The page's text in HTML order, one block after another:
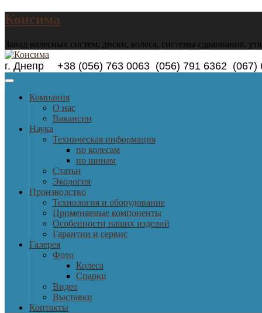
Консима
Завод колесных систем: диски, колеса, системы сдваивания,
г. Днепр +38 (056) 763 0063 (056) 791 6362
Компания
О нас
Вакансии
Наука
Техническая информация
по колесам
по шинам
Статьи
Экология
Производство
Технология и оборудование
Применяемые компоненты
Особенности наших изделий
Гарантии и сервис
Галерея
Фото
Колеса
Спарки
Видео
Выставки
Контакты